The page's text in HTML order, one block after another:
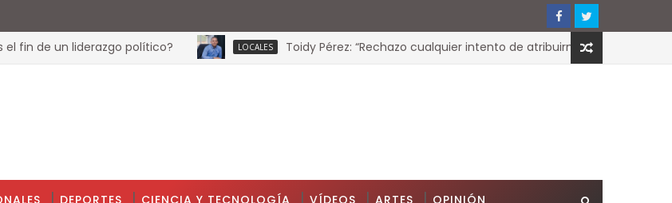
de un liderazgo político? LOCALES Toidy Pérez: “Rechazo cualquier intento de atribuirme decisiones
DEPORTES CIENCIA Y TECNOLOGÍA VÍDEOS ARTES OPINIÓN